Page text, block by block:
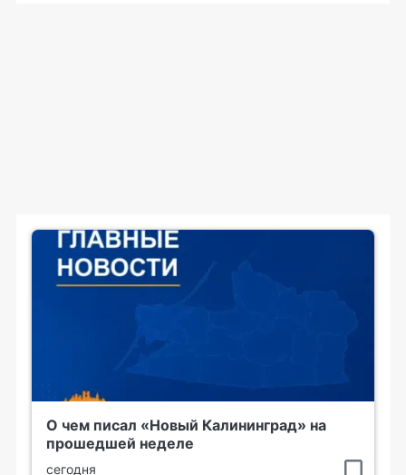
О чем писал «Новый Калининград» на
прошедшей неделе
сегодня